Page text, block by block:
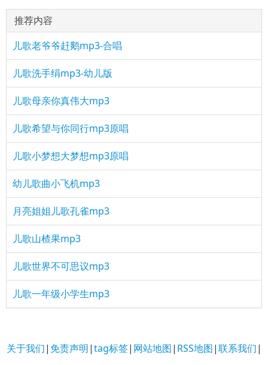
推荐内容
儿歌老爷爷赶鹅mp3-合唱
儿歌洗手绢mp3-幼儿版
儿歌母亲你真伟大mp3
儿歌希望与你同行mp3原唱
儿歌小梦想大梦想mp3原唱
幼儿歌曲小飞机mp3
月亮姐姐儿歌孔雀mp3
儿歌山楂果mp3
儿歌世界不可思议mp3
儿歌一年级小学生mp3
关于我们| 免责声明|tag标签| 网站地图| RSS地图|联系我们|